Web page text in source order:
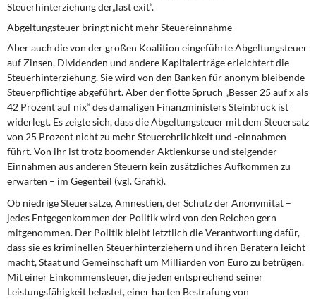
Steuerhinterziehung der„last exit“.
Abgeltungsteuer bringt nicht mehr Steuereinnahme
Aber auch die von der großen Koalition eingeführte Abgeltungsteuer
auf Zinsen, Dividenden und andere Kapitalerträge erleichtert die
Steuerhinterziehung. Sie wird von den Banken für anonym bleibende
Steuerpflichtige abgeführt. Aber der flotte Spruch „Besser 25 auf x als
42 Prozent auf nix“ des damaligen Finanzministers Steinbrück ist
widerlegt. Es zeigte sich, dass die Abgeltungsteuer mit dem Steuersatz
von 25 Prozent nicht zu mehr Steuerehrlichkeit und -einnahmen
führt. Von ihr ist trotz boomender Aktienkurse und steigender
Einnahmen aus anderen Steuern kein zusätzliches Aufkommen zu
erwarten – im Gegenteil (vgl. Grafik).
Ob niedrige Steuersätze, Amnestien, der Schutz der Anonymität –
jedes Entgegenkommen der Politik wird von den Reichen gern
mitgenommen. Der Politik bleibt letztlich die Verantwortung dafür,
dass sie es kriminellen Steuerhinterziehern und ihren Beratern leicht
macht, Staat und Gemeinschaft um Milliarden von Euro zu betrügen.
Mit einer Einkommensteuer, die jeden entsprechend seiner
Leistungsfähigkeit belastet, einer harten Bestrafung von